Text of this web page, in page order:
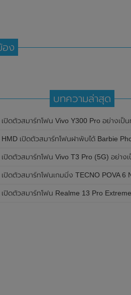
อง
บทความล่าสุด
เปิดตัวสมาร์ทโฟน Vivo Y300 Pro อย่างเป็นทางการแล้วในประเทศจีน มาพร้อมดีไซน์พรีเมี่ยม ทนทาน และแบตเตอรี่สุดอึดขนาดใหญ่
HMD เปิดตัวสมาร์ทโฟนฝาพับได้ Barbie Phone อย่างเป็นทางการแล้ว มา
เปิดตัวสมาร์ทโฟน Vivo T3 Pro (5G) อย่างเป็นทางการแล้วใ
เปิดตัวสมาร์ทโฟนเกมมิ่ง TECNO POVA 6 Neo อย่างเป็นทางการแล้วในประเทศไท
เปิดตัวสมาร์ทโฟน Realme 13 Pro Extreme Edition อย่างเป็นทางกา